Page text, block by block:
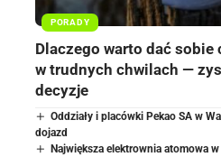
PORADY
Dlaczego warto dać
w trudnych chwilach —
decyzje
Oddziały i placówki Pekao SA w
dojazd
Największa elektrownia atomowa